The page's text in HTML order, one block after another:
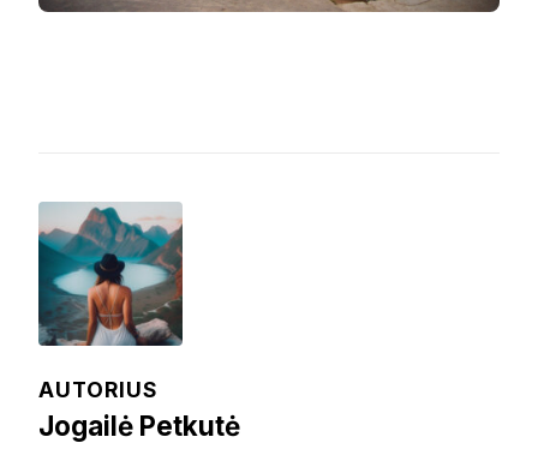
AUTORIUS
Jogailė Petkutė